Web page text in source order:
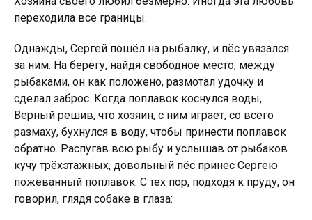
переходила все границы.
Однажды, Сергей пошёл на рыбалку, и пёс увязался
за ним. На берегу, найдя свободное место, между
рыбаками, он как положено, размотал удочку и
сделал заброс. Когда поплавок коснулся воды,
Верный решив, что хозяин, с ним играет, со всего
размаху, бухнулся в воду, чтобы принести поплавок
обратно. Распугав всю рыбу и услышав от рыбаков
кучу трёхэтажных, довольный пёс принес Сергею
пожёванный поплавок. С тех пор, подходя к пруду, он
говорил, глядя собаке в глаза: